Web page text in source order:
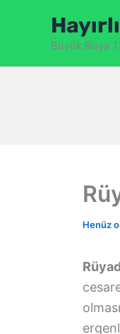
Büyük Rüya
Henüz